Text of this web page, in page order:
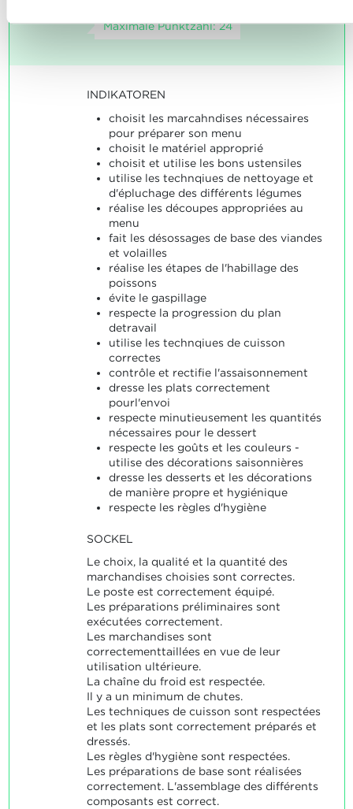
Maximale Punktzahl: 24
INDIKATOREN
choisit les marcahndises nécessaires
pour préparer son menu
choisit le matériel approprié
choisit et utilise les bons ustensiles
utilise les technqiues de nettoyage et
d'épluchage des différents légumes
réalise les découpes appropriées au
menu
fait les désossages de base des viandes
et volailles
réalise les étapes de l'habillage des
poissons
évite le gaspillage
respecte la progression du plan
detravail
utilise les technqiues de cuisson
correctes
contrôle et rectifie l'assaisonnement
dresse les plats correctement
pourl'envoi
respecte minutieusement les quantités
nécessaires pour le dessert
respecte les goûts et les couleurs -
utilise des décorations saisonnières
dresse les desserts et les décorations
de manière propre et hygiénique
respecte les règles d'hygiène
SOCKEL
Le choix, la qualité et la quantité des
marchandises choisies sont correctes.
Le poste est correctement équipé.
Les préparations préliminaires sont
exécutées correctement.
Les marchandises sont
correctementtaillées en vue de leur
utilisation ultérieure.
La chaîne du froid est respectée.
Il y a un minimum de chutes.
Les techniques de cuisson sont respectées
et les plats sont correctement préparés et
dressés.
Les règles d'hygiène sont respectées.
Les préparations de base sont réalisées
correctement. L'assemblage des différents
composants est correct.